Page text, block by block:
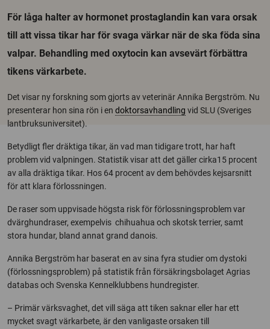
För låga halter av hormonet prostaglandin kan vara orsak
till att vissa tikar har för svaga värkar när de ska föda sina
valpar. Behandling med oxytocin kan avsevärt förbättra
tikens värkarbete.
Det visar ny forskning som gjorts av veterinär Annika Bergström. Nu
presenterar hon sina rön i en doktorsavhandling vid SLU (Sveriges
lantbruksuniversitet).
Betydligt fler dräktiga tikar, än vad man tidigare trott, har haft
problem vid valpningen. Statistik visar att det gäller cirka15 procent
av alla dräktiga tikar. Hos 64 procent av dem behövdes kejsarsnitt
för att klara förlossningen.
De raser som uppvisade högsta risk för förlossningsproblem var
dvärghundraser, exempelvis chihuahua och skotsk terrier, samt
stora hundar, bland annat grand danois.
Annika Bergström har baserat en av sina fyra studier om dystoki
(förlossningsproblem) på statistik från försäkringsbolaget Agrias
databas och Svenska Kennelklubbens hundregister.
– Primär värksvaghet, det vill säga att tiken saknar eller har ett
mycket svagt värkarbete, är den vanligaste orsaken till